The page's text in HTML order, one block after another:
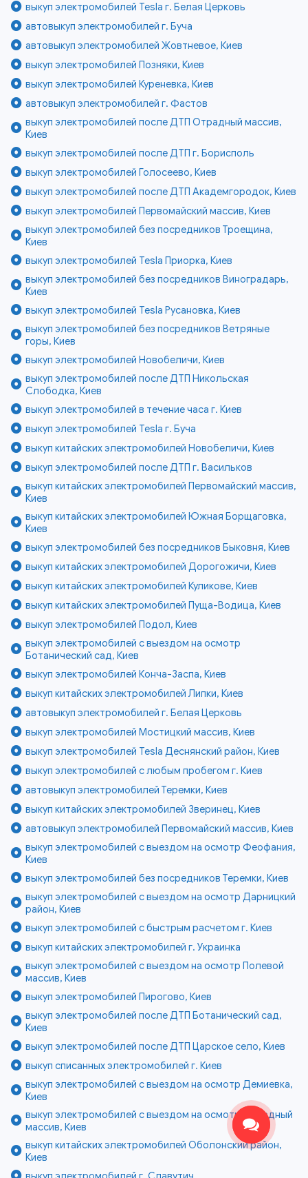
выкуп электромобилей Tesla г. Белая Церковь
автовыкуп электромобилей г. Буча
автовыкуп электромобилей Жовтневое, Киев
выкуп электромобилей Позняки, Киев
выкуп электромобилей Куреневка, Киев
автовыкуп электромобилей г. Фастов
выкуп электромобилей после ДТП Отрадный массив,
Киев
выкуп электромобилей после ДТП г. Борисполь
выкуп электромобилей Голосеево, Киев
выкуп электромобилей после ДТП Академгородок, Киев
выкуп электромобилей Первомайский массив, Киев
выкуп электромобилей без посредников Троещина,
Киев
выкуп электромобилей Tesla Приорка, Киев
выкуп электромобилей без посредников Виноградарь,
Киев
выкуп электромобилей Tesla Русановка, Киев
выкуп электромобилей без посредников Ветряные
горы, Киев
выкуп электромобилей Новобеличи, Киев
выкуп электромобилей после ДТП Никольская
Слободка, Киев
выкуп электромобилей в течение часа г. Киев
выкуп электромобилей Tesla г. Буча
выкуп китайских электромобилей Новобеличи, Киев
выкуп электромобилей после ДТП г. Васильков
выкуп китайских электромобилей Первомайский массив,
Киев
выкуп китайских электромобилей Южная Борщаговка,
Киев
выкуп электромобилей без посредников Быковня, Киев
выкуп китайских электромобилей Дорогожичи, Киев
выкуп китайских электромобилей Куликове, Киев
выкуп китайских электромобилей Пуща-Водица, Киев
выкуп электромобилей Подол, Киев
выкуп электромобилей с выездом на осмотр
Ботанический сад, Киев
выкуп электромобилей Конча-Заспа, Киев
выкуп китайских электромобилей Липки, Киев
автовыкуп электромобилей г. Белая Церковь
выкуп электромобилей Мостицкий массив, Киев
выкуп электромобилей Tesla Деснянский район, Киев
выкуп электромобилей с любым пробегом г. Киев
автовыкуп электромобилей Теремки, Киев
выкуп китайских электромобилей Зверинец, Киев
автовыкуп электромобилей Первомайский массив, Киев
выкуп электромобилей с выездом на осмотр Феофания,
Киев
выкуп электромобилей без посредников Теремки, Киев
выкуп электромобилей с выездом на осмотр Дарницкий
район, Киев
выкуп электромобилей с быстрым расчетом г. Киев
выкуп китайских электромобилей г. Украинка
выкуп электромобилей с выездом на осмотр Полевой
массив, Киев
выкуп электромобилей Пирогово, Киев
выкуп электромобилей после ДТП Ботанический сад,
Киев
выкуп электромобилей после ДТП Царское село, Киев
выкуп списанных электромобилей г. Киев
выкуп электромобилей с выездом на осмотр Демиевка,
Киев
выкуп электромобилей с выездом на осмотр Отрадный
массив, Киев
выкуп китайских электромобилей Оболонский район,
Киев